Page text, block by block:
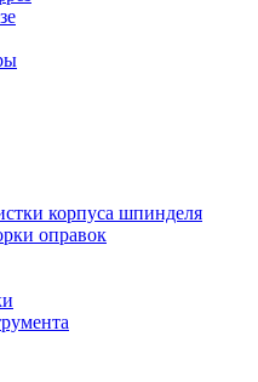
корпуса шпинделя
оправок